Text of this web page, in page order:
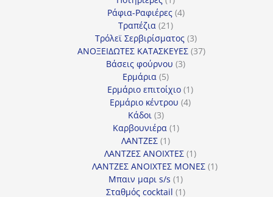
προϊόν
Ράφια-Ραφιέρες 44
Τραπέζια 2121
προϊόντα
Τρόλεϊ Σερβιρίσματος 33
προϊόντα
ΑΝΟΞΕΙΔΩΤΕΣ ΚΑΤΑΣΚΕΥΕΣ 3737
Βάσεις φούρνου 33
Ερμάρια 55
προϊόντα
Ερμάριο επιτοίχιο 11
προϊόν
Ερμάριο κέντρου 44
Κάδοι 33
προϊόντα
Καρβουνιέρα 11
ΛΑΝΤΖΕΣ 11
προϊόν
ΛΑΝΤΖΕΣ ΑΝΟΙΧΤΕΣ 11
προϊόν
ΛΑΝΤΖΕΣ ΑΝΟΙΧΤΕΣ ΜΟΝΕΣ 11
Μπαιν μαρι s/s 11
προϊόν
Σταθμός cocktail 11